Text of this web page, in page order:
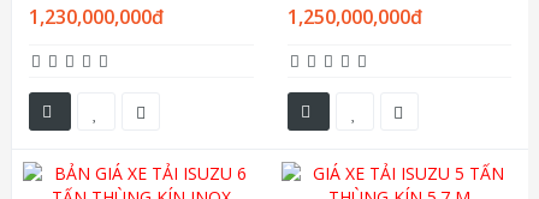
1,230,000,000đ 1,250,000,000đ